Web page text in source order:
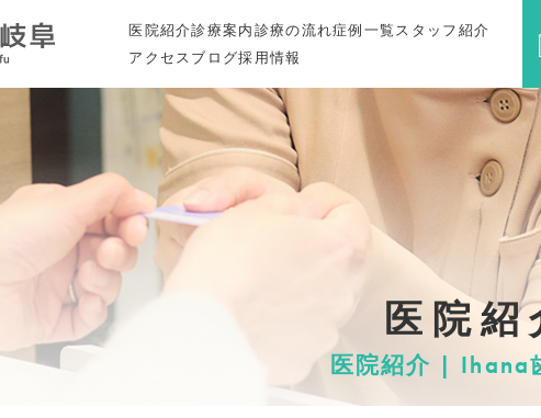
医院紹介診療案内 診療の流れ症例一覧 スタッフ紹介
アクセス ブログ採用情報
医院紹
医院紹介 | Ihana